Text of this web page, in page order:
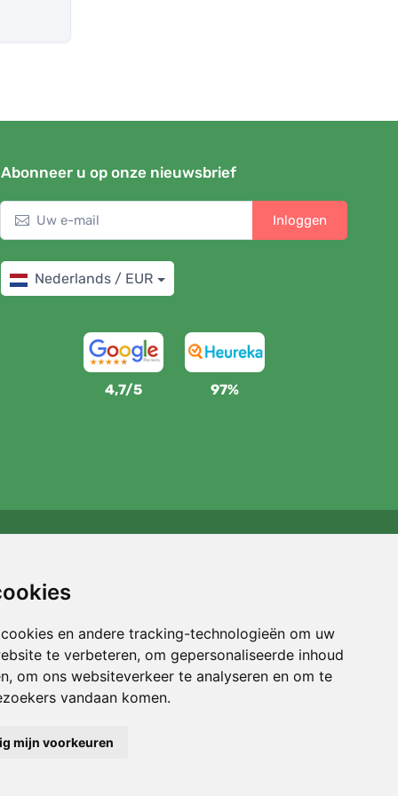
en andere tracking-technologieën om uw
te verbeteren, om gepersonaliseerde inhoud
om ons websiteverkeer te analyseren en om te
vandaan komen.
mijn voorkeuren
Abonneer u op onze nieuwsbrief
Inloggen
Nederlands / EUR
4,7/5 97%
Over ons